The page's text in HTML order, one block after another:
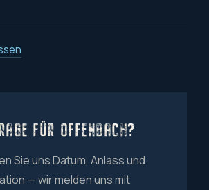
FÜR OFFENBACH?
Sie uns Datum, Anlass und
— wir melden uns mit